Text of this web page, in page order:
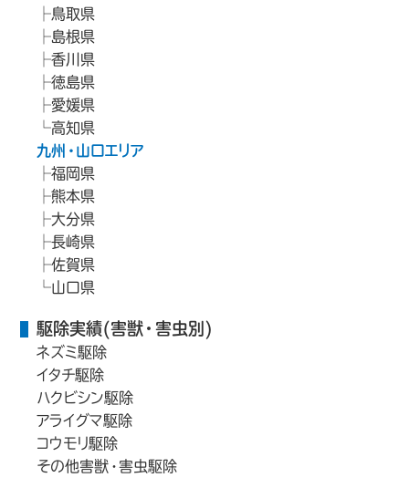
鳥取県
島根県
香川県
徳島県
愛媛県
高知県
九州・山口エリア
福岡県
熊本県
大分県
長崎県
佐賀県
山口県
駆除実績(害獣・害虫別)
ネズミ駆除
イタチ駆除
ハクビシン駆除
アライグマ駆除
コウモリ駆除
その他害獣・害虫駆除